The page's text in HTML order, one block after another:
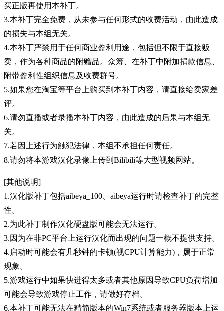
买正版再使用本补丁。
3.本补丁完全免费，从未参与任何形式的收费活动，由此造成
的损失与本组无关。
4.本补丁严禁用于任何商业盈利用途，包括但不限于直接贩
卖，作为各种商品的附赠品。众筹、在补丁中附加捐款信息、
附带盈利性组织信息及收费群号。
5.如果您在淘宝等平台上购买到本补丁内容，请直接给卖家差
评。
6.请勿直播或者录播本补丁内容，由此造成的后果与本组无
关。
7.若因上述行为触犯法律，本组不承担任何责任。
8.请勿将本游戏汉化录像上传到Bilibili等大型视频网站。
[其他说明]
1.汉化版补丁包括aibeya_100、aibeya运行时请检查补丁的完整
性。
2.为此补丁制作汉化硬盘版可能会无法运行。
3.因为在非PC平台上运行汉化而出现的问题一概不提供支持。
4.启动时可能会有几秒钟的卡顿(视CPU计算能力)，属于正常
现象。
5.游戏运行中如果快进得太多或者其他原因导致CPU负荷增加
可能会导致游戏停止工作，请做好存档。
6.本补丁可能无法在精简版本的Win7系统或者服务器版本上运